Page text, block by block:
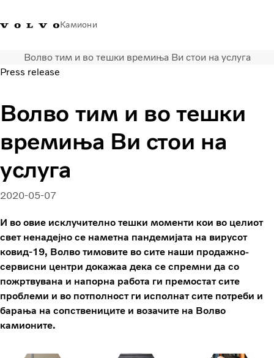
Камиони
Volvo Trucks - Македонија -
Контакти
Продавница за Volvo
НајаваМакедонија
Транспортни решенија
Кампањи
Локатор на дилери
News
Volvo Truck Builder
Контактирајте нѐ
Волво тим и во тешки времиња Ви стои на услуга
Press release
Волво тим и во тешки
времиња Ви стои на
услуга
2020-05-07
И во овие исклучително тешки моменти кои во целиот
свет ненадејно се наметна пандемијата на вирусот
ковид-19, Волво тимовите во сите наши продажно-
сервисни центри докажаа дека се спремни да со
пожртвувана и напорна работа ги премостат сите
проблеми и во потполност ги исполнат сите потреби и
барања на сопствениците и возачите на Волво
камионите.